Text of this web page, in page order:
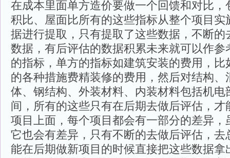
在成本里面单方造价要做一个回馈和对比，
积比、屋面比所有的这些指标从整个项目实
据进行提取，只有提取了这些数据，不断的
数据，有后评估的数据积累未来就可以作参
的指标，单方的指标如建筑安装的费用，
的各种措施费精装修的费用，然后对结构、
体、钢结构、外装材料、内装材料包括机电
间，所有的这些只有在后期去做后评估，
项目上面，每个项目都会有一部分的差异，
它也会有差异，只有不断的去做后评估，去
能在后期做新项目的时候直接把这些数据拿